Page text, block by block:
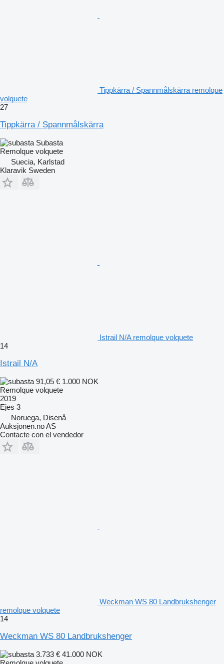
Tippkärra / Spannmålskärra remolque
volquete
27
Tippkärra / Spannmålskärra
Subasta
Remolque volquete
Suecia, Karlstad
Klaravik Sweden
Istrail N/A remolque volquete
14
Istrail N/A
91,05 € 1.000 NOK
Remolque volquete
2019
Ejes 3
Noruega, Disenå
Auksjonen.no AS
Contacte con el vendedor
Weckman WS 80 Landbrukshenger
remolque volquete
14
Weckman WS 80 Landbrukshenger
3.733 € 41.000 NOK